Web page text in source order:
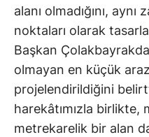
alanı olmadığını,
noktaları olarak
Başkan
olmayan en küçük
projelendirildiğini
harekâtımızla birlikte,
metrekarelik bir alan